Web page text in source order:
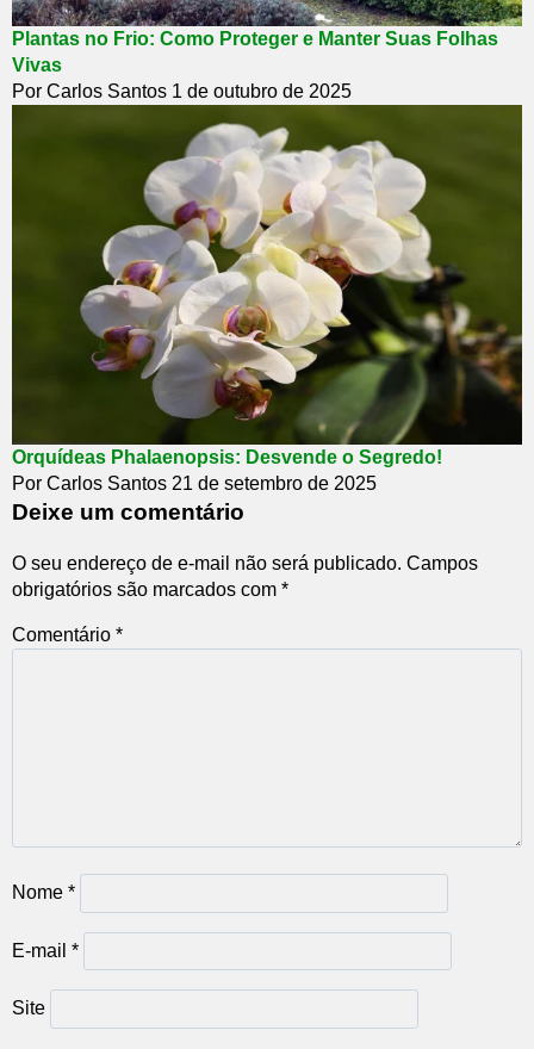
Plantas no Frio: Como Proteger e Manter Suas Folhas
Vivas
Por Carlos Santos 1 de outubro de 2025
Orquídeas Phalaenopsis: Desvende o Segredo!
Por Carlos Santos 21 de setembro de 2025
Deixe um comentário
O seu endereço de e-mail não será publicado. Campos
obrigatórios são marcados com *
Comentário *
Nome *
E-mail *
Site